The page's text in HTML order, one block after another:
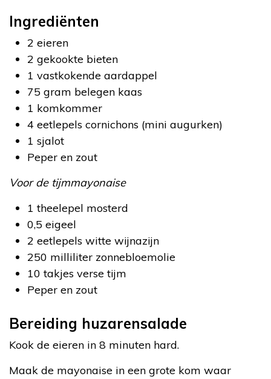
Ingrediënten
2 eieren
2 gekookte bieten
1 vastkokende aardappel
75 gram belegen kaas
1 komkommer
4 eetlepels cornichons (mini augurken)
1 sjalot
Peper en zout
Voor de tijmmayonaise
1 theelepel mosterd
0,5 eigeel
2 eetlepels witte wijnazijn
250 milliliter zonnebloemolie
10 takjes verse tijm
Peper en zout
Bereiding huzarensalade
Kook de eieren in 8 minuten hard.
Maak de mayonaise in een grote kom waar